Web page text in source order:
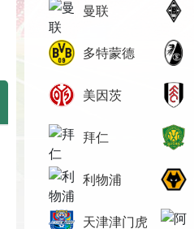
曼联
多特蒙德
美因茨
拜仁
利物浦
天津津门虎